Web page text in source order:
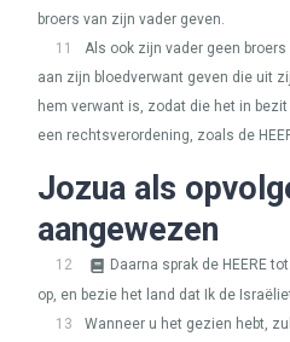
broers van zijn vader geven.
11
Als ook zijn vader geen
aan zijn bloedverwant geven die uit
hem verwant is, zodat die het in
een rechtsverordening, zoals de
Jozua als
aangewezen
12 Daarna sprak de HEEREtot
op, en bezie het land dat Ik de
13
Wanneer u het gezien hebt,